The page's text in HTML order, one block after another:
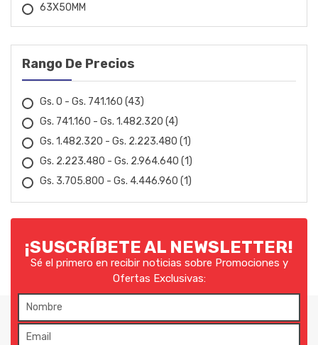
EMEB
FANEP
FERMAK
FIAC
FIOLUX
FLACH
FOX
FVA
GEDORE
63X50MM
75x63mm
90X75MM
110X90MM
32X25MM
40X25MM
40X32MM
50X25MM
50x40 MM
63X25MM
63x40mm
25mm
40mm
50mm
Rango De Precios
Gs. 0 - Gs. 741.160 (43)
Gs. 741.160 - Gs. 1.482.320 (4)
Gs. 1.482.320 - Gs. 2.223.480 (1)
Gs. 2.223.480 - Gs. 2.964.640 (1)
Gs. 3.705.800 - Gs. 4.446.960 (1)
¡SUSCRÍBETE AL NEWSLETTER!
Sé el primero en recibir noticias sobre Promociones y
Ofertas Exclusivas: